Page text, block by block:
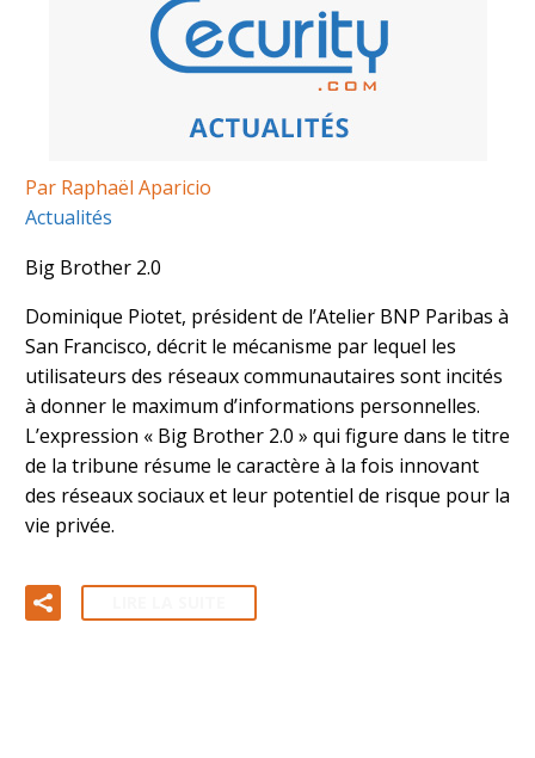
Par Raphaël Aparicio
Actualités
Big Brother 2.0
Dominique Piotet, président de l’Atelier BNP Paribas à
San Francisco, décrit le mécanisme par lequel les
utilisateurs des réseaux communautaires sont incités
à donner le maximum d’informations personnelles.
L’expression « Big Brother 2.0 » qui figure dans le titre
de la tribune résume le caractère à la fois innovant
des réseaux sociaux et leur potentiel de risque pour la
vie privée.